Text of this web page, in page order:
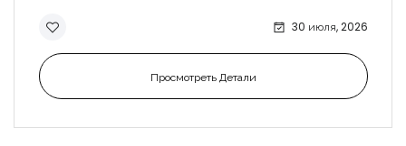
30 июля, 2026
Просмотреть Детали